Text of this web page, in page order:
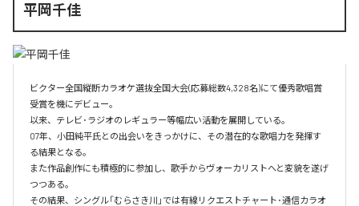
平岡千佳
ビクター全国縦断カラオケ選抜全国大会(応募総数4,328名)にて優秀歌唱賞
受賞を機にデビュー。
以来、テレビ･ラジオのレギュラー等幅広い活動を展開している。
07年、小田純平氏との出会いをきっかけに、その潜在的な歌唱力を発揮す
る結果となる。
また作品創作にも積極的に参加し、歌手からヴォーカリストへと変貌を遂げ
つつある。
その結果、シングル「むらさき川」では有線リクエストチャート･通信カラオ